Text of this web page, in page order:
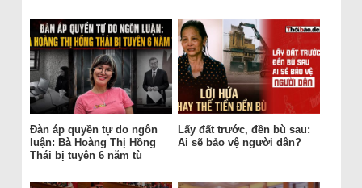
Đàn áp quyền tự do ngôn
luận: Bà Hoàng Thị Hồng
Thái bị tuyên 6 năm tù
Lấy đất trước, đền bù sau:
Ai sẽ bảo vệ người dân?